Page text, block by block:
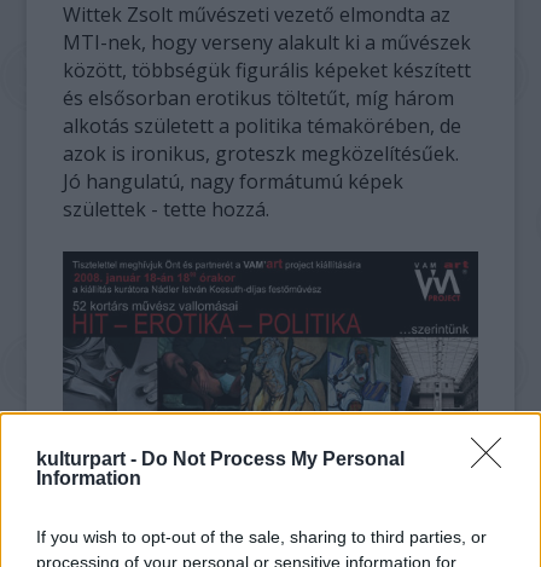
kulturpart - Do Not Process My Personal
Information
If you wish to opt-out of the sale, sharing to third parties, or
processing of your personal or sensitive information for
Wittek Zsolt művészeti vezető elmondta az
MTI-nek, hogy verseny alakult ki a művészek
között, többségük figurális képeket készített
és elsősorban erotikus töltetűt, míg három
alkotás született a politika témakörében, de
azok is ironikus, groteszk megközelítésűek.
Jó hangulatú, nagy formátumú képek
születtek - tette hozzá.
kiállítás kurátora azt mondta az MTI-nek,